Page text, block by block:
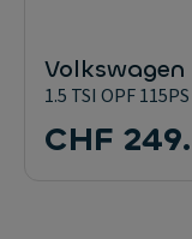
Volkswagen
1.5 TSI OPF
CHF